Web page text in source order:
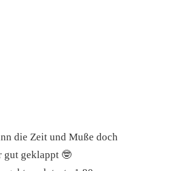
die Zeit und Muße doch
gut geklappt 🤓